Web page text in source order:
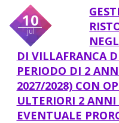
10
jul
DI VILLAFRANCA
PERIODO DI 2
2027/2028) CON
ULTERIORI 2 ANNI
EVENTUALE